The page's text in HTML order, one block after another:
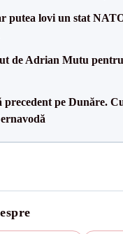
putea lovi un stat
de Adrian Mutu
precedent pe Dunăre.